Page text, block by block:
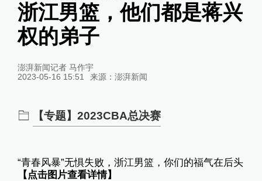
浙江男篮，他们都是蒋兴
权的弟子
澎湃新闻记者 马作宇
2023-05-16 15:51
来源： 澎湃新闻
【专题】2023CBA总决赛
“青春风暴”无惧失败，浙江男篮，你们的福气在后头
【点击图片查看详情】